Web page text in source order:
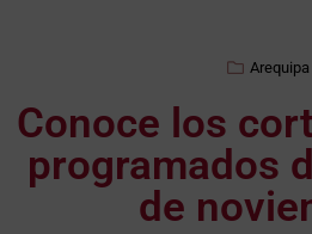
Arequipa
Conoce los
programados
de